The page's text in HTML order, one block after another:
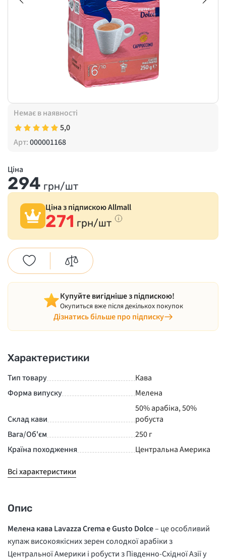
Немає в наявності
5,0
Арт:000001168
Ціна
294 грн/шт
Ціна з підпискою Allmall
271 грн/шт
Купуйте вигідніше з підпискою!
Окупиться вже після декількох покупок
Дізнатись більше про підписку
Характеристики
Тип товару
Кава
Форма випуску
Мелена
Склад кави
50% арабіка, 50%
робуста
Вага/Об'єм
250 г
Країна походження
Центральна Америка
Всі характеристики
Опис
Мелена кава Lavazza Crema e Gusto Dolce– це особливий
купаж високоякісних зерен солодкої арабіки з
Центральної Америки і робусти з Південно-Східної Азії у